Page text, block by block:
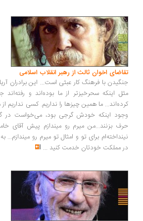
اخوان ثالث از رهبر انقلاب اسلامی
با فرهنگ کار عبثی است... این برادران آریایی ما
اینکه سحرخیزتر از ما بوده‌اند و رفته‌اند
ما همین چیزها را نداریم. کسی نداریم از ما
اینکه خودش گرجی بود، می‌خواست در
بزنند...من میرم رو میندازم پیش آقای
برای تو و امثال تو میرم رو میندازم... به
مملکت خودتان خدمت کنید...